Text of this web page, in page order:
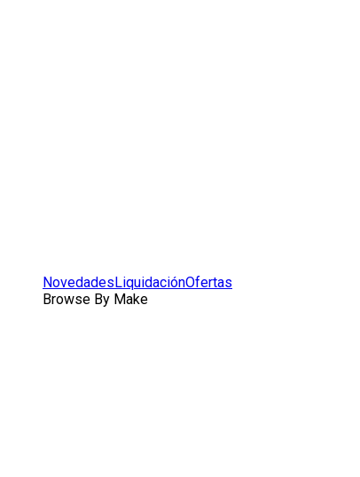
NovedadesLiquidaciónOfertas
Browse By Make